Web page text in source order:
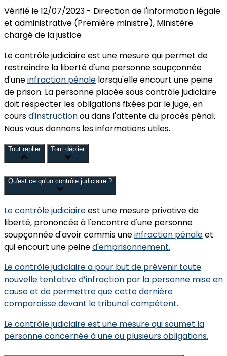
et
Vérifié le 12/07/2023 - Direction de l'information légale
et administrative (Première ministre), Ministère
chargé de la justice
Le contrôle judiciaire est une mesure qui permet de
restreindre la libertéd'une personne soupçonnée
d'uneinfraction pénale lorsqu'elle encourt une peine
de prison. La personne placée sous contrôle judiciaire
doit respecter les obligations fixées par le juge,en
coursd'instructionou dans l'attente du procès pénal.
Nous vous donnons les informations utiles.
Tout replier Tout déplier
Qu'est ce qu'un contrôle judiciaire ?
Le contrôle judiciaireest une mesure privative de
liberté, prononcée à l'encontre d'une personne
soupçonnée d'avoir commis uneinfraction pénaleet
qui encourt une peined'emprisonnement.
Le contrôle judiciaire a pour but de prévenir toute
nouvelle tentative d’infraction par la personne mise en
cause et de permettre que cette dernière
comparaissedevant le tribunal compétent.
Le contrôle judiciaire est une mesure qui soumet la
personne concernée à une ou plusieursobligations.